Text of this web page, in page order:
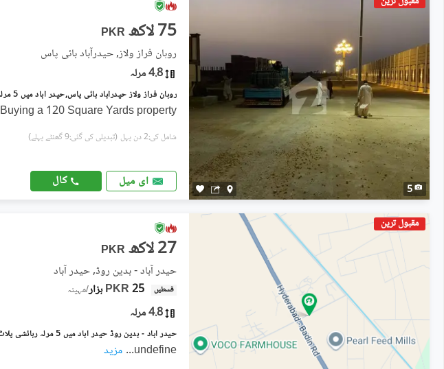
5
PKR 75 لاکھ
روہان فراز ولاز, حیدرآباد بائی پاس
4.8 مرلہ
Buying a 120 Square Yards property
شامل کی:2 دن پہل (تبدیلی کی گئی:9 گھنٹے پہلے)
ای میل کال
مقبول ترین
PKR 27 لاکھ
حیدر آباد - بدین روڈ, حیدر آباد
قسطیں PKR25 ہزار /مہینہ
4.8 مرلہ
undefine
... مزید